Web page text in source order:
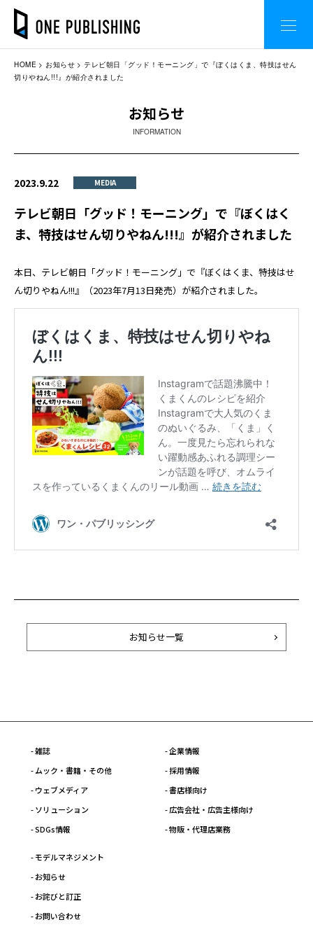
HOME お知らせ
テレビ朝日「グッド！モーニング」で『ぼくはくま、特技はせん
切りやねん!!!』が紹介されました
お知らせ
INFORMATION
2023.9.22 MEDIA
テレビ朝日「グッド！モーニング」で『ぼくはく
ま、特技はせん切りやねん!!!』が紹介されました
本日、テレビ朝日「グッド！モーニング」で『ぼくはくま、特技はせ
ん切りやねん!!!』（2023年7月13日発売）が紹介されました。
お知らせ一覧
- 雑誌
- ムック・書籍・その他
- ウェブメディア
- ソリューション
- SDGs情報
- 企業情報
- 採用情報
- 書店様向け
- 広告会社・広告主様向け
- 物販・代理店業務
- モデルマネジメント
- お知らせ
- お詫びと訂正
- お問い合わせ